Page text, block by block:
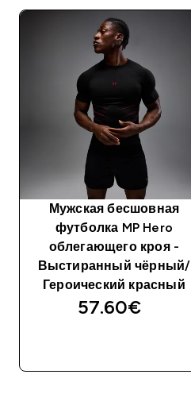
Мужская бесшовная
футболка MP Hero
облегающего кроя -
Выстиранный чёрный/
Героический красный
57.60€‎